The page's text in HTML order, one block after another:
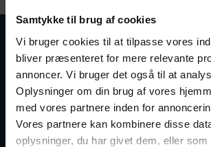
Samtykke til brug af cookies
Vi bruger cookies til at tilpasse vores
bliver præsenteret for mere relevante
annoncer. Vi bruger det også til at
Oplysninger om din brug af vores
med vores partnere inden for
Vores partnere kan kombinere disse
oplysninger, du har givet dem, eller som
Om os
Handelsbetingelser
Persondatapolitik
Fragt & levering
Returnering
Reklamation